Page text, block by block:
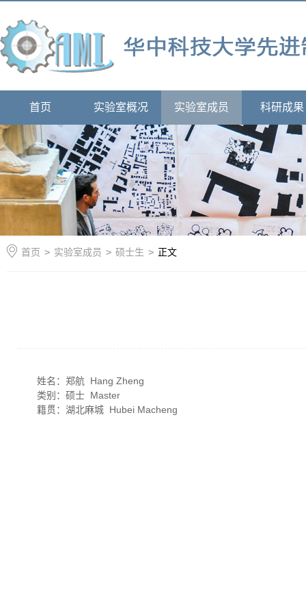
首页 实验室概况 实验室成员 科研成果
首页 > 实验室成员 > 硕士生 > 正文
姓名：郑航 Hang Zheng
类别：硕士 Master
籍贯：湖北麻城 Hubei Macheng